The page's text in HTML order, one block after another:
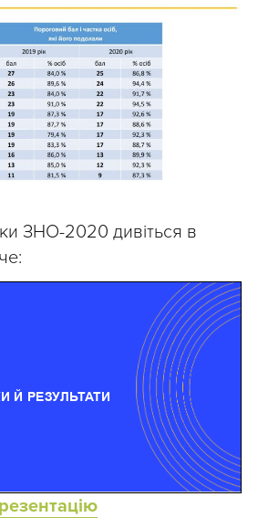
ЗНО-2020 дивіться в